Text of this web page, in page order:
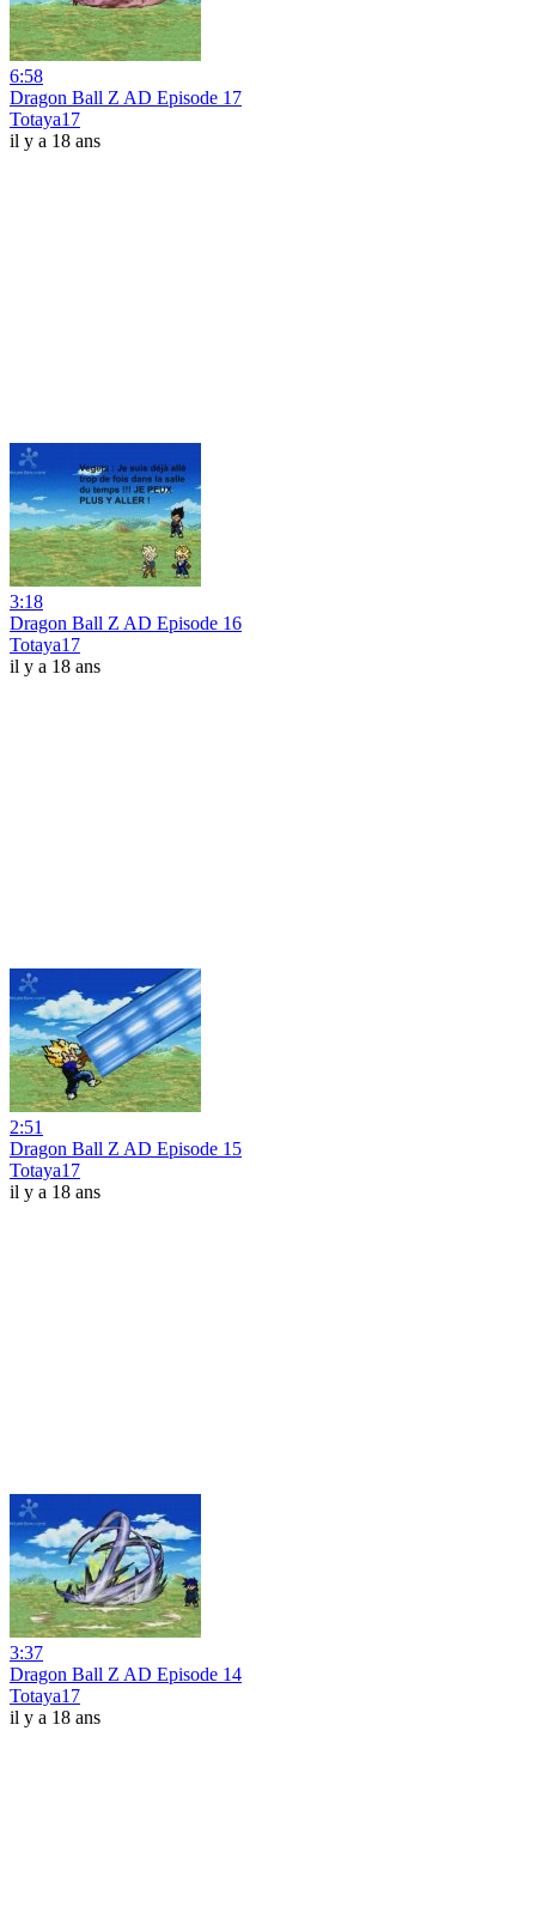
6:58
Dragon Ball Z AD Episode 17
Totaya17
il y a 18 ans
3:18
Dragon Ball Z AD Episode 16
Totaya17
il y a 18 ans
2:51
Dragon Ball Z AD Episode 15
Totaya17
il y a 18 ans
3:37
Dragon Ball Z AD Episode 14
Totaya17
il y a 18 ans